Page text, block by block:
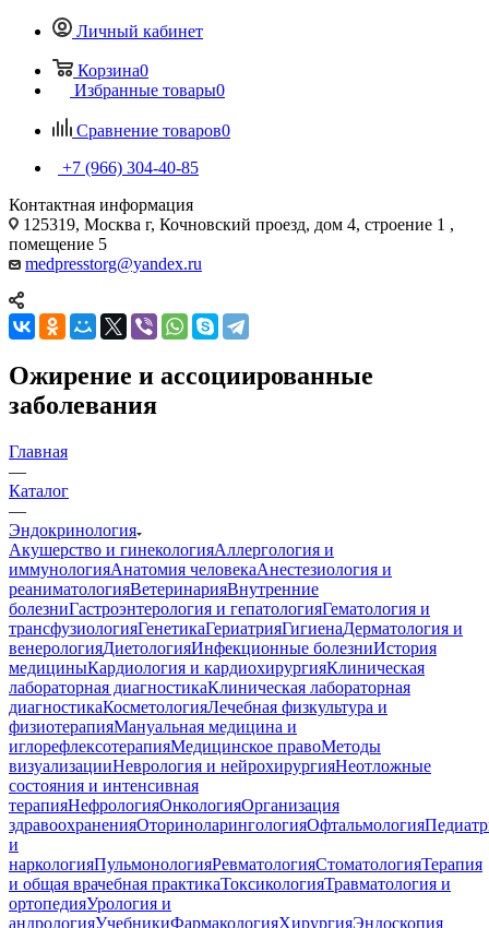
Личный кабинет
Корзина0
Избранные товары0
Сравнение товаров0
+7 (966) 304-40-85
Контактная информация
125319, Москва г, Кочновский проезд, дом 4, строение 1 ,
помещение 5
medpresstorg@yandex.ru
Ожирение и ассоциированные
заболевания
Главная
—
Каталог
—
Эндокринология
Акушерство и гинекологияАллергология и
иммунологияАнатомия человекаАнестезиология и
реаниматологияВетеринарияВнутренние
болезниГастроэнтерология и гепатологияГематология и
трансфузиологияГенетикаГериатрияГигиенаДерматология и
венерологияДиетологияИнфекционные болезниИстория
медициныКардиология и кардиохирургияКлиническая
лабораторная диагностикаКлиническая лабораторная
диагностикаКосметологияЛечебная физкультура и
физиотерапияМануальная медицина и
иглорефлексотерапияМедицинское правоМетоды
визуализацииНеврология и нейрохирургияНеотложные
состояния и интенсивная
терапияНефрологияОнкологияОрганизация
здравоохраненияОториноларингологияОфтальмология
и
наркологияПульмонологияРевматологияСтоматологияТерапия
и общая врачебная практикаТоксикологияТравматология и
ортопедияУрология и
андрологияУчебникиФармакологияХирургияЭндоскопия